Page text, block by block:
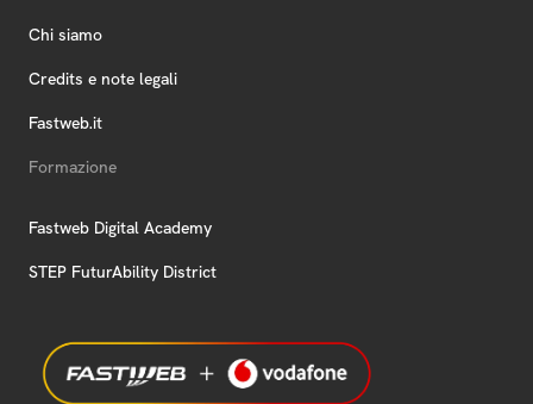
Chi siamo
Credits e note legali
Fastweb.it
Formazione
Fastweb Digital Academy
STEP FuturAbility District